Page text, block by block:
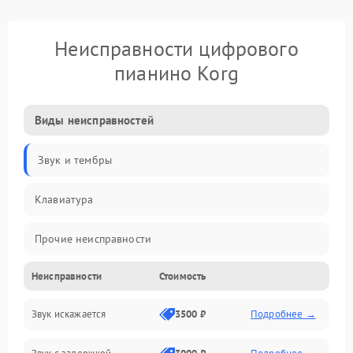
Неисправности цифрового
пианино Korg
Виды неисправностей
Звук и тембры
Клавиатура
Прочие неисправности
Включение и работа
Управление и электроника
Неисправности Стоимость
Звук искажается 3500 ₽ Подробнее →